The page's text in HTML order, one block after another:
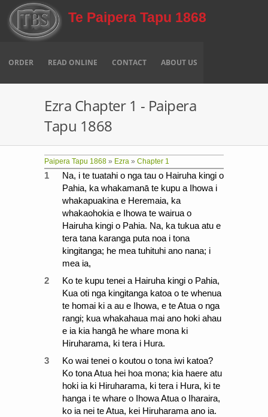
Skip to main content
Te Paipera Tapu 1868
ORDER READ ONLINE CONTACT ABOUT US
Ezra Chapter 1 - Paipera
Tapu 1868
Paipera Tapu 1868 » Ezra » Chapter 1
1
Na, i te tuatahi o nga tau o Hairuha kingi o
Pahia, ka whakamanā te kupu a Ihowa i
whakapuakina e Heremaia, ka
whakaohokia e Ihowa te wairua o
Hairuha kingi o Pahia. Na, ka tukua atu e
tera tana karanga puta noa i tona
kingitanga; he mea tuhituhi ano nana; i
mea ia,
2
Ko te kupu tenei a Hairuha kingi o Pahia,
Kua oti nga kingitanga katoa o te whenua
te homai ki a au e Ihowa, e te Atua o nga
rangi; kua whakahaua mai ano hoki ahau
e ia kia hangā he whare mona ki
Hiruharama, ki tera i Hura.
3
Ko wai tenei o koutou o tona iwi katoa?
Ko tona Atua hei hoa mona; kia haere atu
hoki ia ki Hiruharama, ki tera i Hura, ki te
hanga i te whare o Ihowa Atua o Iharaira,
ko ia nei te Atua, kei Hiruharama ano ia.